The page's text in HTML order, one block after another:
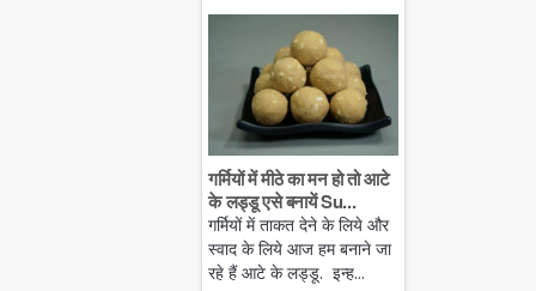
गर्मियों में मीठे का मन हो तो आटे
के लड्डू एसे बनायें Su...
गर्मियों में ताकत देने के लिये और
स्वाद के लिये आज हम बनाने जा
रहे हैं आटे के लड्डू. इन्ह...